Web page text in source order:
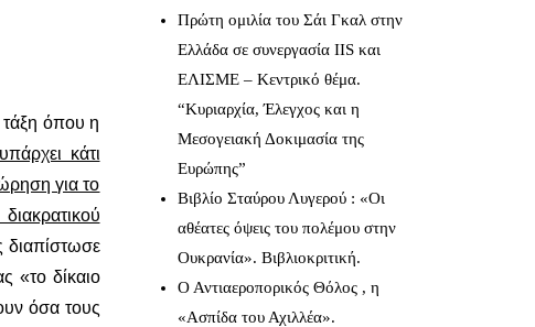
τάξη όπου η
κάτι
για το
«το δίκαιο
όσα τους
Πρώτη ομιλία του Σάι Γκαλ στην
Ελλάδα σε συνεργασία IIS και
ΕΛΙΣΜΕ – Κεντρικό θέμα.
“Κυριαρχία, Έλεγχος και η
Μεσογειακή Δοκιμασία της
Ευρώπης”
Βιβλίο Σταύρου Λυγερού : «Οι
αθέατες όψεις του πολέμου στην
Ουκρανία». Βιβλιοκριτική.
Ο Αντιαεροπορικός Θόλος , η
«Ασπίδα του Αχιλλέα».